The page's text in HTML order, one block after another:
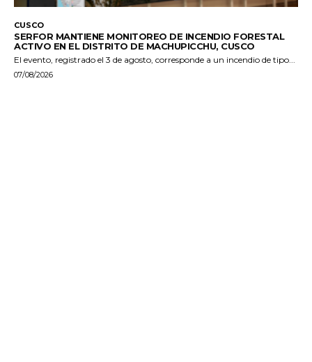
CUSCO
SERFOR MANTIENE MONITOREO DE INCENDIO FORESTAL
ACTIVO EN EL DISTRITO DE MACHUPICCHU, CUSCO
El evento, registrado el 3 de agosto, corresponde a un incendio de tipo...
07/08/2026